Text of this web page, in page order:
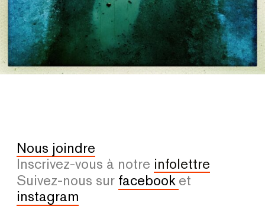
Nous joindre
Inscrivez-vous à notre infolettre
Suivez-nous sur facebook et
instagram